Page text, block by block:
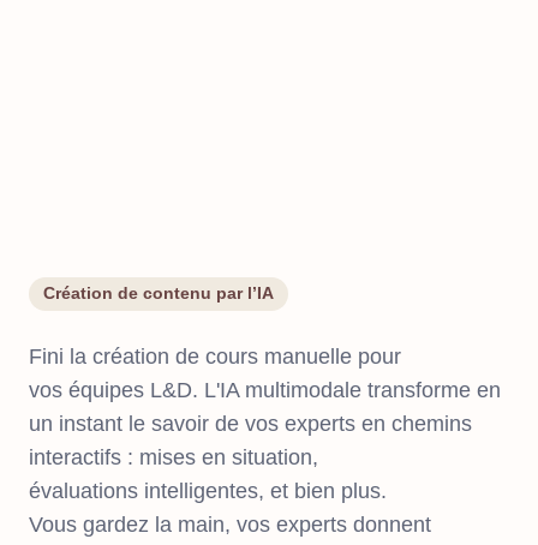
Création de contenu par l’IA
Fini la création de cours manuelle pour
vos équipes L&D. L'IA multimodale transforme en
un instant le savoir de vos experts en chemins
interactifs : mises en situation,
évaluations intelligentes, et bien plus.
Vous gardez la main, vos experts donnent